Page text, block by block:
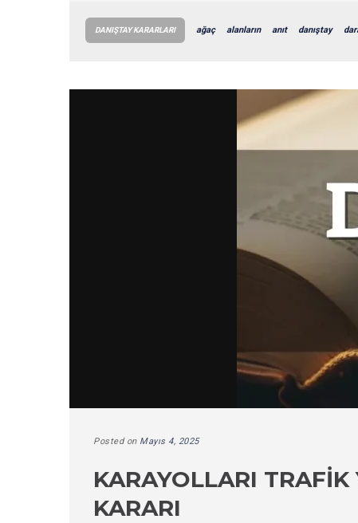
DANIŞTAY KARARLARI ağaç alanların anıt danıştay
Posted on Mayıs 4, 2025
KARAYOLLARI
KARARI